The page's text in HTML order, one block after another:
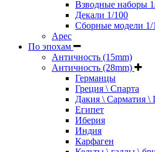
Взводные наборы
Декали 1/100
Сборные модели 1/
Арес
По эпохам
Античность (15mm)
Античность (28mm)
Германцы
Греция \ Спарта
Дакия \ Сарматия \
Египет
Иберия
Индия
Карфаген